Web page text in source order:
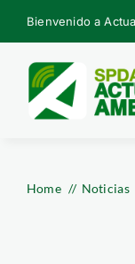
Skip
to
content
Bienvenido a
Home Noticias